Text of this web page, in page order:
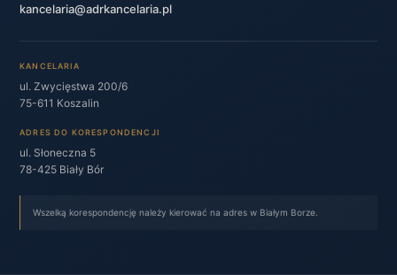
kancelaria@adrkancelaria.pl
KANCELARIA
ul. Zwycięstwa 200/6
75-611 Koszalin
ADRES DO KORESPONDENCJI
ul. Słoneczna 5
78-425 Biały Bór
Wszelką korespondencję należy kierować na adres w Białym Borze.